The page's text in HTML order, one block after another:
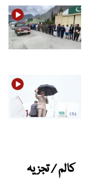
کالم / تجزیہ